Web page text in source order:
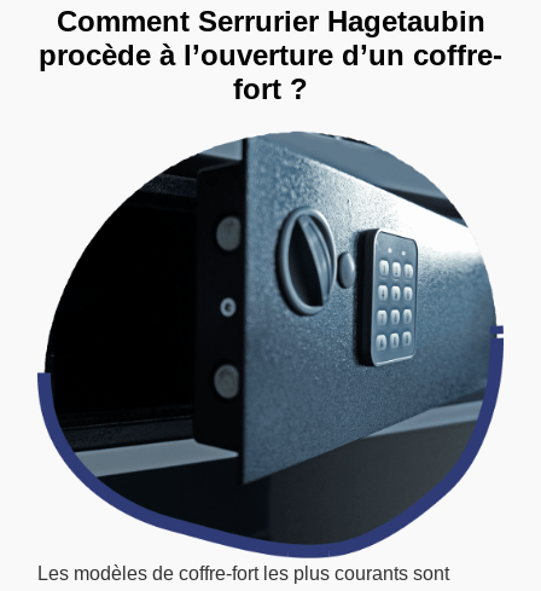
Les modèles de coffre-fort les plus courants sont
Comment Serrurier Hagetaubin
procède à l’ouverture d’un coffre-
fort ?